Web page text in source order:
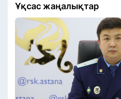
Ұқсас жаңалықтар